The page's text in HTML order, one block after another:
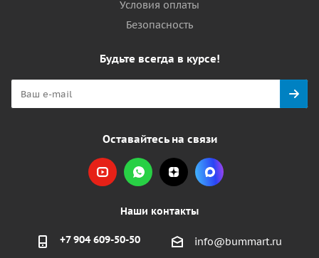
Условия оплаты
Безопасность
Будьте всегда в курсе!
Оставайтесь на связи
Наши контакты
+7 904 609-50-50 info@bummart.ru